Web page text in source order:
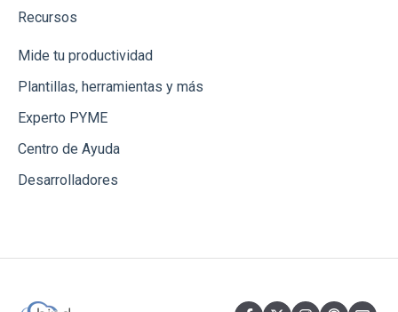
Recursos
Mide tu productividad
Plantillas, herramientas y más
Experto PYME
Centro de Ayuda
Desarrolladores